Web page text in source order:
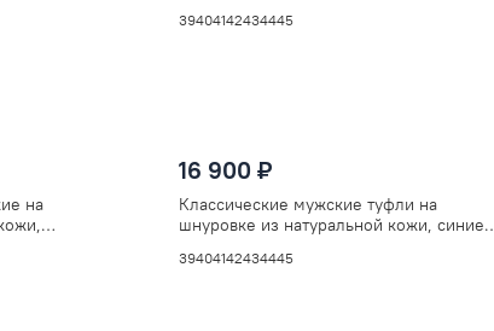
39404142434445
на
16 900 ₽
Классические мужские туфли на
шнуровке из натуральной кожи, синие
39404142434445